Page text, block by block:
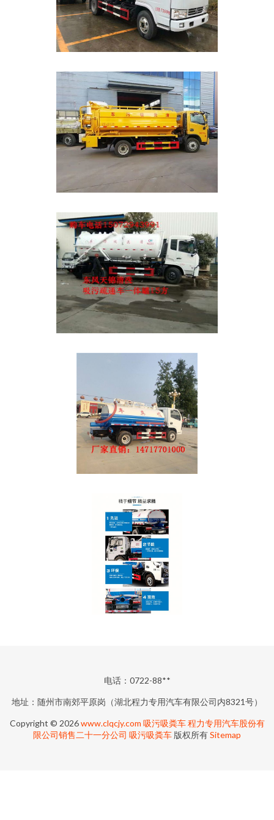
电话：0722-88**
地址：随州市南郊平原岗（湖北程力专用汽车有限公司内8321号）
Copyright © 2026www.clqcjy.com 吸污吸粪车 程力专用汽车股份有
限公司销售二十一分公司 吸污吸粪车 版权所有Sitemap